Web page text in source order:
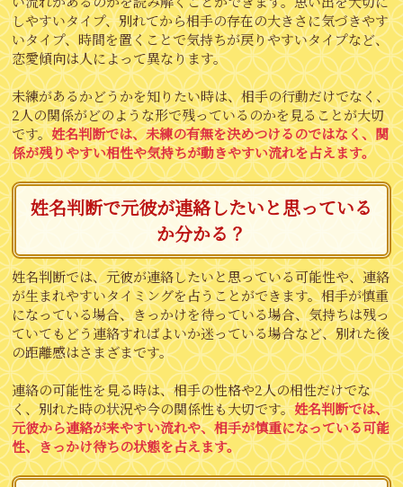
しやすいタイプ、別れてから相手の存在の大きさに気づきやす
いタイプ、時間を置くことで気持ちが戻りやすいタイプなど、
恋愛傾向は人によって異なります。
未練があるかどうかを知りたい時は、相手の行動だけでなく、
2人の関係がどのような形で残っているのかを見ることが大切
です。姓名判断では、未練の有無を決めつけるのではなく、関
係が残りやすい相性や気持ちが動きやすい流れを占えます。
姓名判断で元彼が連絡したいと思っている
か分かる？
姓名判断では、元彼が連絡したいと思っている可能性や、連絡
が生まれやすいタイミングを占うことができます。相手が慎重
になっている場合、きっかけを待っている場合、気持ちは残っ
ていてもどう連絡すればよいか迷っている場合など、別れた後
の距離感はさまざまです。
連絡の可能性を見る時は、相手の性格や2人の相性だけでな
く、別れた時の状況や今の関係性も大切です。姓名判断では、
元彼から連絡が来やすい流れや、相手が慎重になっている可能
性、きっかけ待ちの状態を占えます。